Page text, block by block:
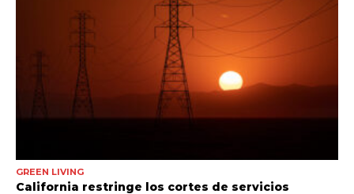
GREEN LIVING
California restringe los cortes de servicios